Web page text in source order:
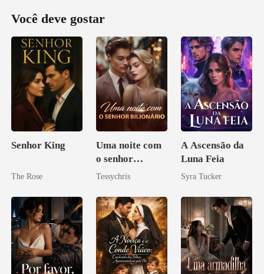
Você deve gostar
Senhor King
The Rose
Uma noite com
o senhor
Bilionário
Tessychris
A Ascensão da
Luna Feia
Syra Tucker